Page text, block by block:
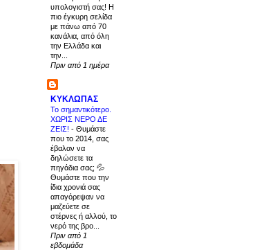
υπολογιστή σας! Η
πιο έγκυρη σελίδα
με πάνω από 70
κανάλια, από όλη
την Ελλάδα και
την...
Πριν από 1 ημέρα
ΚΥΚΛΩΠΑΣ
Το σημαντικότερο.
ΧΩΡΙΣ ΝΕΡΟ ΔΕ
ΖΕΙΣ! - Θυμάστε
που το 2014, σας
έβαλαν να
δηλώσετε τα
πηγάδια σας; 💦
Θυμάστε που την
ίδια χρονιά σας
απαγόρεψαν να
μαζεύετε σε
στέρνες ή αλλού, το
νερό της βρο...
Πριν από 1
εβδομάδα